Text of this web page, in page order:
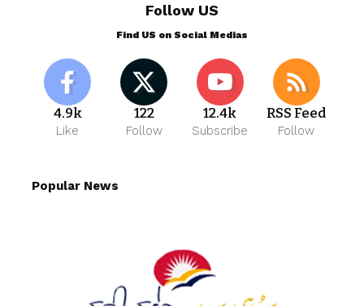
Follow US
Find US on Social Medias
4.9k
Like
122
Follow
12.4k
Subscribe
RSS Feed
Follow
Popular News